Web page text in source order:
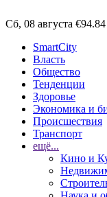
Сб, 08 августа €94.84
SmartCity
Власть
Общество
Тенденции
Здоровье
Экономика и
Происшествия
Транспорт
ещё...
Кино и